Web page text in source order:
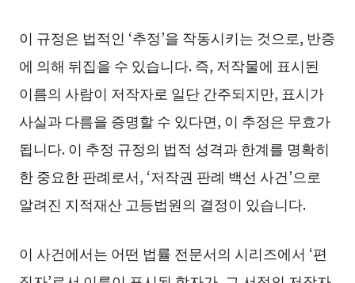
이 규정은 법적인 ‘추정’을 작동시키는 것으로, 반증
에 의해 뒤집을 수 있습니다. 즉, 저작물에 표시된
이름의 사람이 저작자로 일단 간주되지만, 표시가
사실과 다름을 증명할 수 있다면, 이 추정은 무효가
됩니다. 이 추정 규정의 법적 성격과 한계를 명확히
한 중요한 판례로서, ‘저작권 판례 백선 사건’으로
알려진 지적재산 고등법원의 결정이 있습니다.
이 사건에서는 어떤 법률 전문서의 시리즈에서 ‘편